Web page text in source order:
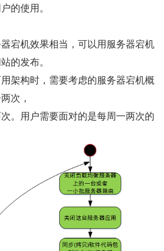
的使用。
宕机效果相当，可以用服务器宕机
的发布。
架构时，需要考虑的服务器宕机概
次，
。用户需要面对的是每周一两次的